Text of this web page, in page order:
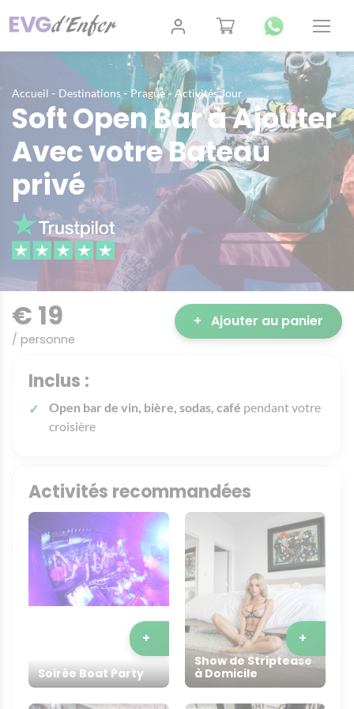
Accueil - Destinations-Prague-Activités Jour
Soft Open Bar à Ajouter
Avec votre Bateau
privé
€ 19
/ personne
+ Ajouter au panier
Inclus :
Open bar de vin, bière, sodas, café pendant votre
croisière
Activités recommandées
Soirée Boat Party
+
Show de Striptease
à Domicile
+